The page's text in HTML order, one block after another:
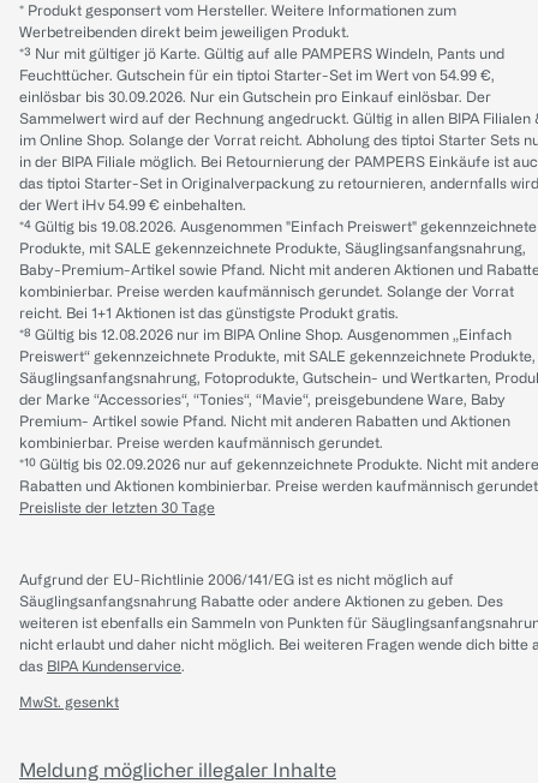
* Produkt gesponsert vom Hersteller. Weitere Informationen zum
Werbetreibenden direkt beim jeweiligen Produkt.
*³ Nur mit gültiger jö Karte. Gültig auf alle PAMPERS Windeln, Pants und
Feuchttücher. Gutschein für ein tiptoi Starter-Set im Wert von 54.99 €,
einlösbar bis 30.09.2026. Nur ein Gutschein pro Einkauf einlösbar. Der
Sammelwert wird auf der Rechnung angedruckt. Gültig in allen BIPA Filialen
im Online Shop. Solange der Vorrat reicht. Abholung des tiptoi Starter Sets
in der BIPA Filiale möglich. Bei Retournierung der PAMPERS Einkäufe ist
das tiptoi Starter-Set in Originalverpackung zu retournieren, andernfalls wird
der Wert iHv 54.99 € einbehalten.
*⁴ Gültig bis 19.08.2026. Ausgenommen "Einfach Preiswert" gekennzeichnete
Produkte, mit SALE gekennzeichnete Produkte, Säuglingsanfangsnahrung,
Baby-Premium-Artikel sowie Pfand. Nicht mit anderen Aktionen und
kombinierbar. Preise werden kaufmännisch gerundet. Solange der Vorrat
reicht. Bei 1+1 Aktionen ist das günstigste Produkt gratis.
*⁸ Gültig bis 12.08.2026 nur im BIPA Online Shop. Ausgenommen „Einfach
Preiswert“ gekennzeichnete Produkte, mit SALE gekennzeichnete Produkte,
Säuglingsanfangsnahrung, Fotoprodukte, Gutschein- und Wertkarten,
der Marke “Accessories“, “Tonies“, “Mavie“, preisgebundene Ware, Baby
Premium- Artikel sowie Pfand. Nicht mit anderen Rabatten und Aktionen
kombinierbar. Preise werden kaufmännisch gerundet.
*¹⁰ Gültig bis 02.09.2026 nur auf gekennzeichnete Produkte. Nicht mit
Rabatten und Aktionen kombinierbar. Preise werden kaufmännisch
Preisliste der letzten 30 Tage
Aufgrund der EU-Richtlinie 2006/141/EG ist es nicht möglich auf
Säuglingsanfangsnahrung Rabatte oder andere Aktionen zu geben. Des
weiteren ist ebenfalls ein Sammeln von Punkten für
nicht erlaubt und daher nicht möglich. Bei weiteren Fragen wende dich bitte
das BIPA Kundenservice.
MwSt. gesenkt
Meldung möglicher illegaler Inhalte